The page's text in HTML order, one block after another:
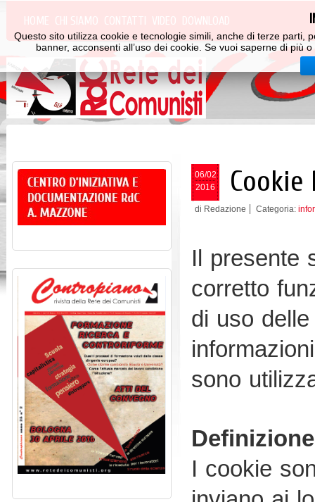
HOME CHI SIAMO CONTATTI VIDEO DOWNLOAD
Questo sito utilizza cookie e tecnologie simili, anche di terze
banner, acconsenti all’uso dei cookie. Se vuoi saperne di
06/02
2016
Cookie
di Redazione Categoria:
Il presente
corretto
di uso
sono
Definizione
I cookie